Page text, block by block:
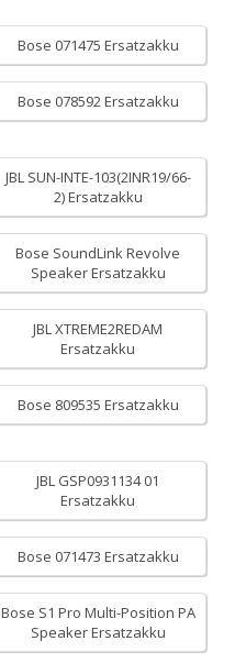
Bose 071475 Ersatzakku
Bose 078592 Ersatzakku
JBL SUN-INTE-103(2INR19/66-
2) Ersatzakku
Bose SoundLink Revolve
Speaker Ersatzakku
JBL XTREME2REDAM
Ersatzakku
Bose 809535 Ersatzakku
JBL GSP0931134 01
Ersatzakku
Bose 071473 Ersatzakku
Bose S1 Pro Multi-Position PA
Speaker Ersatzakku